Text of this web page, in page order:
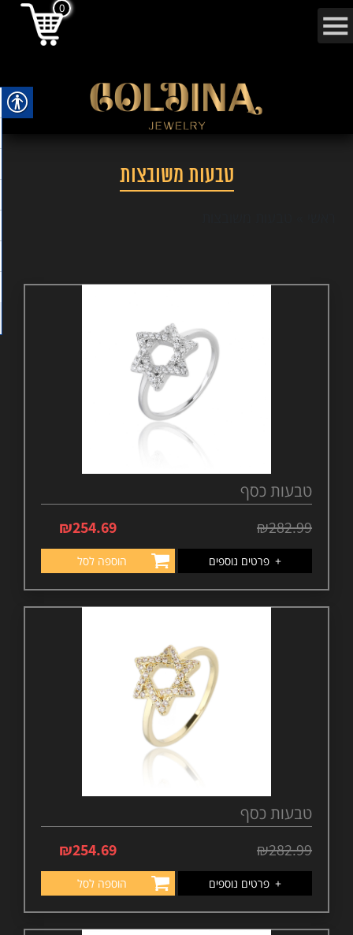
0
טבעות משובצות
טבעות כסף
₪282.99
₪254.69
+ פרטים נוספים הוספה לסל
טבעות כסף
₪282.99
₪254.69
+ פרטים נוספים הוספה לסל